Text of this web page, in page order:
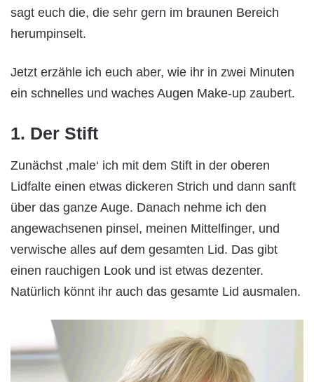
sagt euch die, die sehr gern im braunen Bereich
herumpinselt.
Jetzt erzähle ich euch aber, wie ihr in zwei Minuten
ein schnelles und waches Augen Make-up zaubert.
1. Der Stift
Zunächst ‚male‘ ich mit dem Stift in der oberen
Lidfalte einen etwas dickeren Strich und dann sanft
über das ganze Auge. Danach nehme ich den
angewachsenen pinsel, meinen Mittelfinger, und
verwische alles auf dem gesamten Lid. Das gibt
einen rauchigen Look und ist etwas dezenter.
Natürlich könnt ihr auch das gesamte Lid ausmalen.